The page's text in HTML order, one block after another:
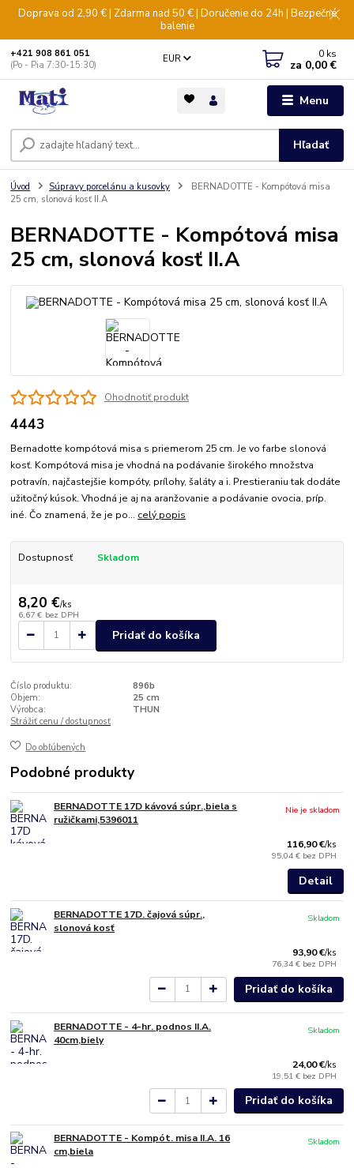
Doprava od 2,90 € | Zdarma nad 50 € | Doručenie do 24h | Bezpečné
balenie
Menu
EUR
Hľadať
+421 908 861 051
(Po - Pia 7:30-15:30)
0 ks
za 0,00 €
Úvod Súpravy porcelánu a kusovky
BERNADOTTE - Kompótová misa
25 cm, slonová kosť II.A
BERNADOTTE - Kompótová misa
25 cm, slonová kosť II.A
Ohodnotiť produkt
4443
Bernadotte kompótová misa s priemerom 25 cm. Je vo farbe slonová
kosť. Kompótová misa je vhodná na podávanie širokého množstva
potravín, najčastejšie kompóty, prílohy, šaláty a i. Prestieraniu tak dodáte
užitočný kúsok. Vhodná je aj na aranžovanie a podávanie ovocia, príp.
iné. Čo znamená, že je po... celý popis
Dostupnosť Skladom
8,20 €/ks
6,67 € bez DPH
Pridať do košíka
Číslo produktu:
896b
Objem:
25 cm
Výrobca:
THUN
Strážiť cenu / dostupnosť
Do obľúbených
Podobné produkty
BERNADOTTE 17D kávová súpr.,biela s
ružičkami,5396011
116,90 €/ks
95,04 € bez DPH
Nie je skladom
Detail
BERNADOTTE 17D. čajová súpr.,
slonová kosť
93,90 €/ks
76,34 € bez DPH
Skladom
Pridať do košíka
BERNADOTTE - 4-hr. podnos II.A.
40cm,biely
24,00 €/ks
19,51 € bez DPH
Skladom
Pridať do košíka
BERNADOTTE - Kompót. misa II.A. 16
cm,biela
Skladom